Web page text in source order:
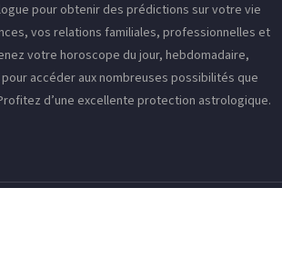
pour obtenir des prédictions sur votre vie
vos relations familiales, professionnelles et
votre horoscope du jour, hebdomadaire,
accéder aux nombreuses possibilités que
d’une excellente protection astrologique.